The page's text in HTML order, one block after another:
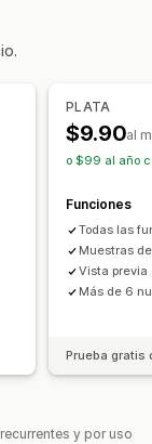
agotadas
PLATA
$9.90al
o $99 al año
Funciones
Todas las
Muestras
Vista
Más de 6
Prueba gratis
y por uso